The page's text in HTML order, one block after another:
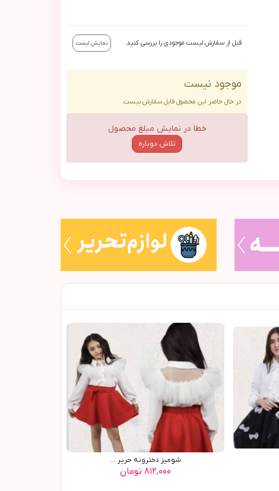
قبل از سفارش لیست موجودی را بررسی کنید. نمایش لیست
موجود نیست
در حال حاضر این محصول قابل سفارش نیست.
خطا در نمایش مبلغ محصول
تلاش دوباره
شوميز دخترونه حرير ...
۸۱۲,۰۰۰ تومان